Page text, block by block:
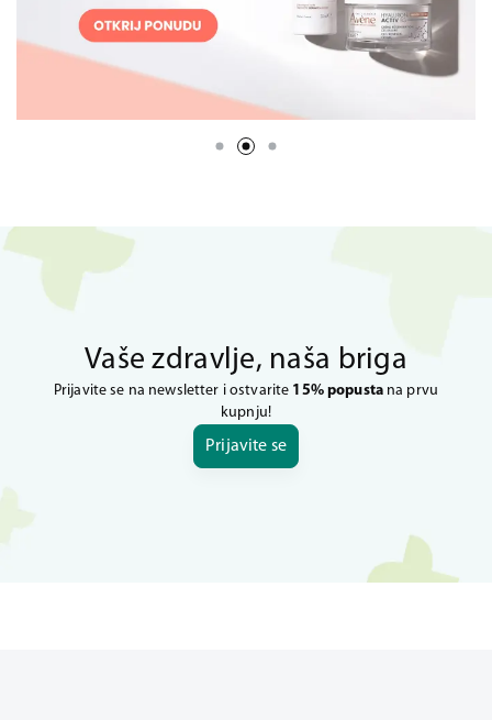
Vaše zdravlje, naša briga
Prijavite se na newsletter i ostvarite 15% popustana prvu
kupnju!
Prijavite se